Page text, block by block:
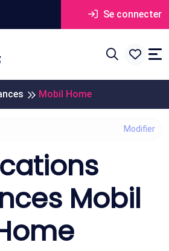
Se connecter
Mobil Home
Mobil